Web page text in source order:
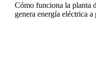
Cómo funciona la planta
genera energía eléctrica a